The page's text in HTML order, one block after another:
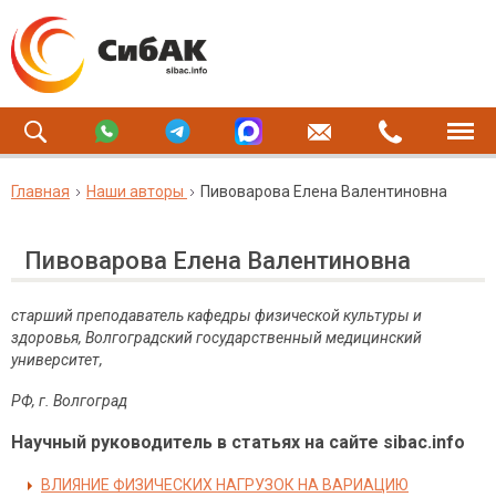
Главная Наши авторы Пивоварова Елена Валентиновна
Пивоварова Елена Валентиновна
старший преподаватель кафедры физической культуры и
здоровья, Волгоградский государственный медицинский
университет,
РФ, г. Волгоград
Научный руководитель в статьях на сайте sibac.info
ВЛИЯНИЕ ФИЗИЧЕСКИХ НАГРУЗОК НА ВАРИАЦИЮ